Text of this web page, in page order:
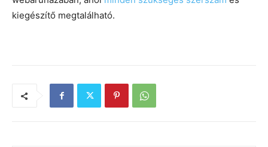
kiegészítő megtalálható.